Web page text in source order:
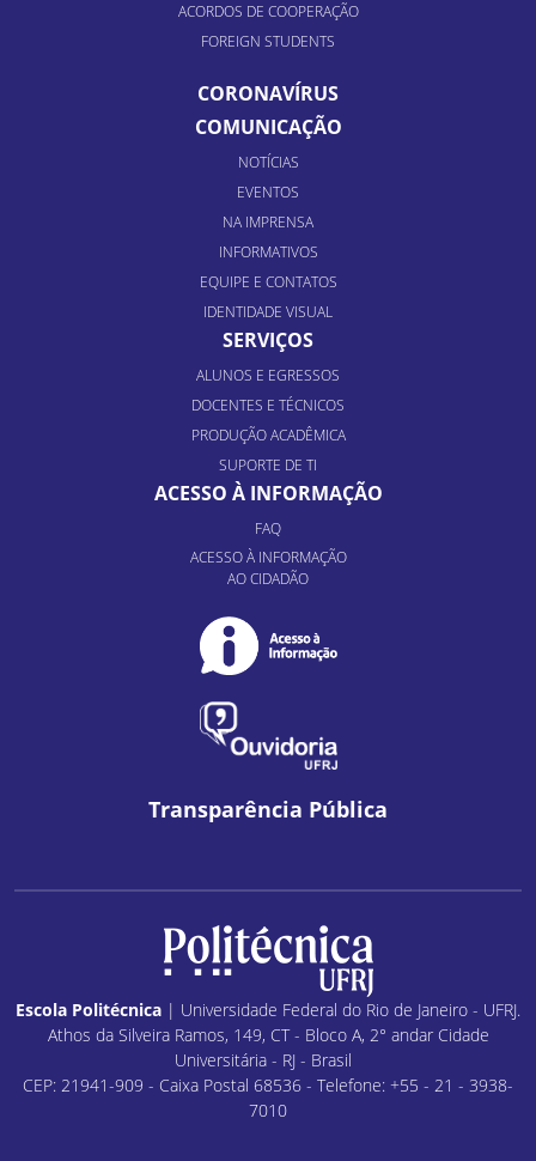
ACORDOS DE COOPERAÇÃO
FOREIGN STUDENTS
CORONAVÍRUS
COMUNICAÇÃO
NOTÍCIAS
EVENTOS
NA IMPRENSA
INFORMATIVOS
EQUIPE E CONTATOS
IDENTIDADE VISUAL
SERVIÇOS
ALUNOS E EGRESSOS
DOCENTES E TÉCNICOS
PRODUÇÃO ACADÊMICA
SUPORTE DE TI
ACESSO À INFORMAÇÃO
FAQ
ACESSO À INFORMAÇÃO
AO CIDADÃO
Transparência Pública
Escola Politécnica | Universidade Federal do Rio de Janeiro - UFRJ.
Athos da Silveira Ramos, 149, CT - Bloco A, 2° andar Cidade
Universitária - RJ - Brasil
CEP: 21941-909 - Caixa Postal 68536 - Telefone: +55 - 21 - 3938-
7010